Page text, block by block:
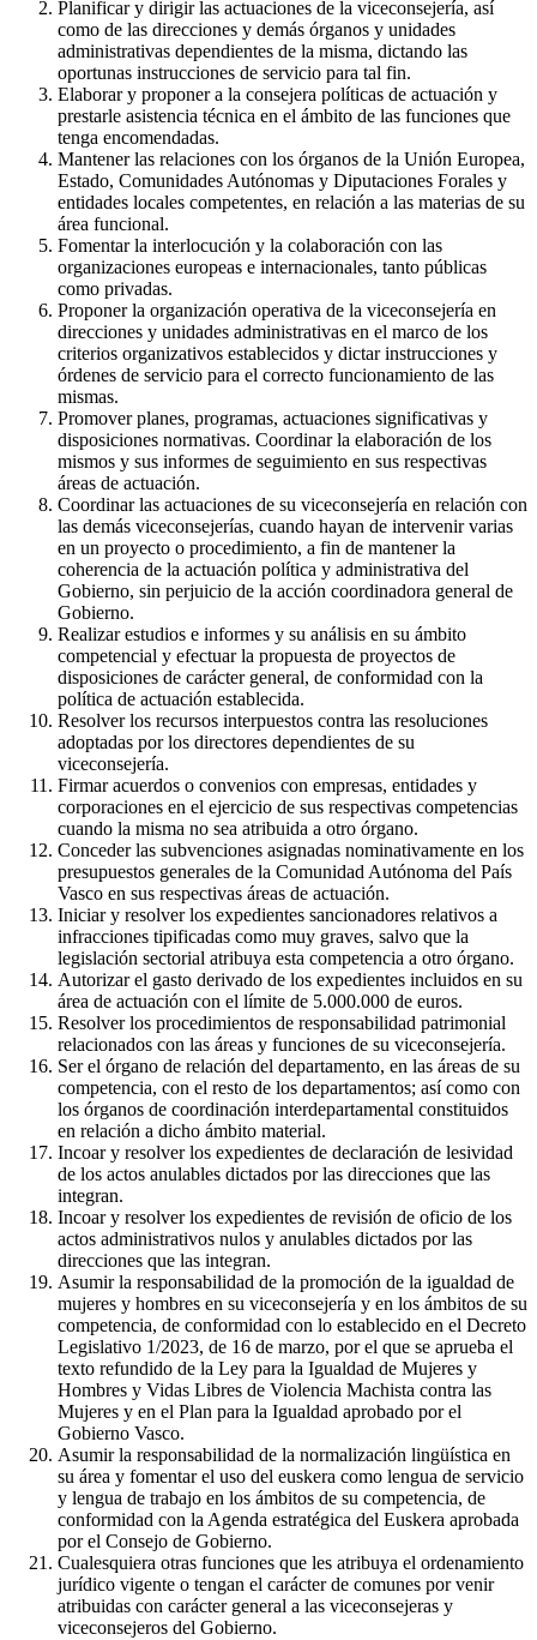
Planificar y dirigir las actuaciones de la viceconsejería, así
como de las direcciones y demás órganos y unidades
administrativas dependientes de la misma, dictando las
oportunas instrucciones de servicio para tal fin.
Elaborar y proponer a la consejera políticas de actuación y
prestarle asistencia técnica en el ámbito de las funciones que
tenga encomendadas.
Mantener las relaciones con los órganos de la Unión Europea,
Estado, Comunidades Autónomas y Diputaciones Forales y
entidades locales competentes, en relación a las materias de su
área funcional.
Fomentar la interlocución y la colaboración con las
organizaciones europeas e internacionales, tanto públicas
como privadas.
Proponer la organización operativa de la viceconsejería en
direcciones y unidades administrativas en el marco de los
criterios organizativos establecidos y dictar instrucciones y
órdenes de servicio para el correcto funcionamiento de las
mismas.
Promover planes, programas, actuaciones significativas y
disposiciones normativas. Coordinar la elaboración de los
mismos y sus informes de seguimiento en sus respectivas
áreas de actuación.
Coordinar las actuaciones de su viceconsejería en relación con
las demás viceconsejerías, cuando hayan de intervenir varias
en un proyecto o procedimiento, a fin de mantener la
coherencia de la actuación política y administrativa del
Gobierno, sin perjuicio de la acción coordinadora general de
Gobierno.
Realizar estudios e informes y su análisis en su ámbito
competencial y efectuar la propuesta de proyectos de
disposiciones de carácter general, de conformidad con la
política de actuación establecida.
Resolver los recursos interpuestos contra las resoluciones
adoptadas por los directores dependientes de su
viceconsejería.
Firmar acuerdos o convenios con empresas, entidades y
corporaciones en el ejercicio de sus respectivas competencias
cuando la misma no sea atribuida a otro órgano.
Conceder las subvenciones asignadas nominativamente en los
presupuestos generales de la Comunidad Autónoma del País
Vasco en sus respectivas áreas de actuación.
Iniciar y resolver los expedientes sancionadores relativos a
infracciones tipificadas como muy graves, salvo que la
legislación sectorial atribuya esta competencia a otro órgano.
Autorizar el gasto derivado de los expedientes incluidos en su
área de actuación con el límite de 5.000.000 de euros.
Resolver los procedimientos de responsabilidad patrimonial
relacionados con las áreas y funciones de su viceconsejería.
Ser el órgano de relación del departamento, en las áreas de su
competencia, con el resto de los departamentos; así como con
los órganos de coordinación interdepartamental constituidos
en relación a dicho ámbito material.
Incoar y resolver los expedientes de declaración de lesividad
de los actos anulables dictados por las direcciones que las
integran.
Incoar y resolver los expedientes de revisión de oficio de los
actos administrativos nulos y anulables dictados por las
direcciones que las integran.
Asumir la responsabilidad de la promoción de la igualdad de
mujeres y hombres en su viceconsejería y en los ámbitos de su
competencia, de conformidad con lo establecido en el Decreto
Legislativo 1/2023, de 16 de marzo, por el que se aprueba el
texto refundido de la Ley para la Igualdad de Mujeres y
Hombres y Vidas Libres de Violencia Machista contra las
Mujeres y en el Plan para la Igualdad aprobado por el
Gobierno Vasco.
Asumir la responsabilidad de la normalización lingüística en
su área y fomentar el uso del euskera como lengua de servicio
y lengua de trabajo en los ámbitos de su competencia, de
conformidad con la Agenda estratégica del Euskera aprobada
por el Consejo de Gobierno.
Cualesquiera otras funciones que les atribuya el ordenamiento
jurídico vigente o tengan el carácter de comunes por venir
atribuidas con carácter general a las viceconsejeras y
viceconsejeros del Gobierno.